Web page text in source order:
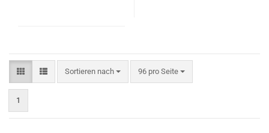
Sortieren nach
Sortieren nach 96 pro Seite
pro Seite
1